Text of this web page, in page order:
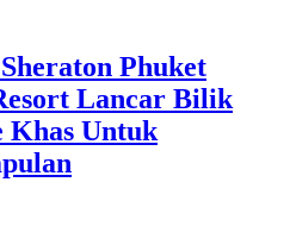
Phuket
Lancar Bilik
Khas Untuk